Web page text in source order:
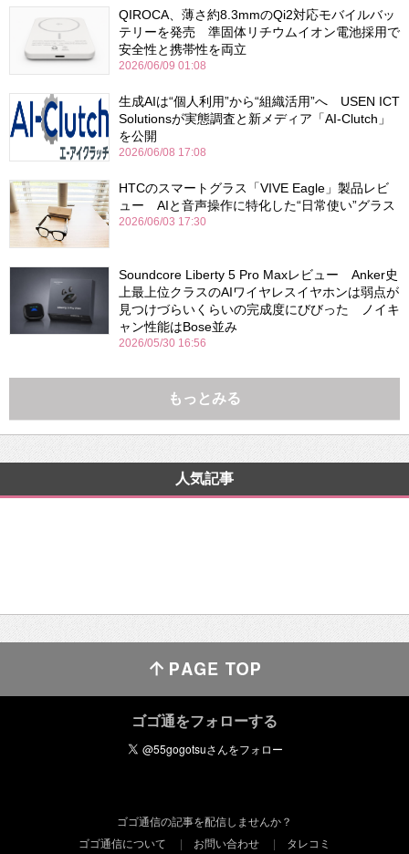
QIROCA、薄さ約8.3mmのQi2対応モバイルバッ
テリーを発売 準固体リチウムイオン電池採用で
安全性と携帯性を両立
2026/06/09 01:08
生成AIは“個人利用”から“組織活用”へ USEN ICT
Solutionsが実態調査と新メディア「AI-Clutch」
を公開
2026/06/08 17:08
HTCのスマートグラス「VIVE Eagle」製品レビ
ュー AIと音声操作に特化した“日常使い”グラス
2026/06/03 17:30
Soundcore Liberty 5 Pro Maxレビュー Anker史
上最上位クラスのAIワイヤレスイヤホンは弱点が
見つけづらいくらいの完成度にびびった ノイキ
ャン性能はBose並み
2026/05/30 16:56
もっとみる
人気記事
ゴゴ通をフォローする
ゴゴ通信の記事を配信しませんか？
ゴゴ通信について
お問い合わせ タレコミ